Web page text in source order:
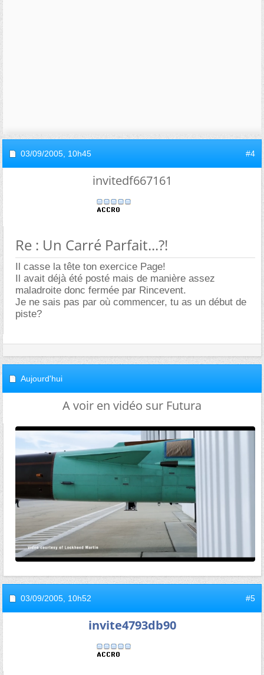
03/09/2005, 10h45 #4
invitedf667161
Re : Un Carré Parfait...?!
Il casse la tête ton exercice Page!
Il avait déjà été posté mais de manière assez
maladroite donc fermée par Rincevent.
Je ne sais pas par où commencer, tu as un début de
piste?
Aujourd'hui
A voir en vidéo sur Futura
03/09/2005, 10h52 #5
invite4793db90